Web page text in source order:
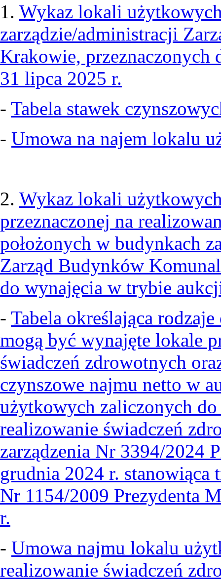
1. Wykaz lokali
zarządzie/administracji
Krakowie,
31 lipca 2025 r.
- Tabela stawek
- Umowa na najem lokalu
2. Wykaz lokali
przeznaczonej na
położonych w budynkach
Zarząd Budynków
do wynajęcia w trybie
- Tabela określająca
mogą być wynajęte lokale
świadczeń zdrowotnych
czynszowe najmu netto w
użytkowych zaliczonych
realizowanie świadczeń
zarządzenia Nr 3394/2024
grudnia 2024 r. stanowiąca
Nr 1154/2009 Prezydenta
r.
- Umowa najmu lokalu
realizowanie świadczeń